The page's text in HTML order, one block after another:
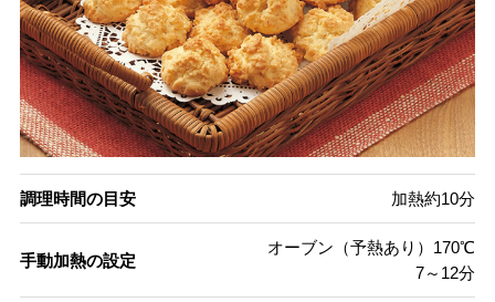
調理時間の目安 加熱約10分
手動加熱の設定
オーブン（予熱あり）170℃
7～12分